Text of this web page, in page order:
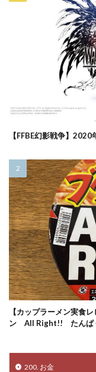
【FFBE幻影戦争】
【カップラーメン実食
ン All Right!! たんぱ
200. お金